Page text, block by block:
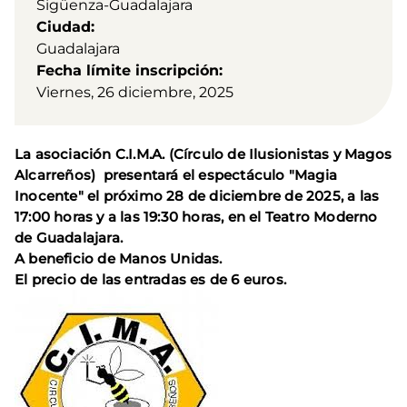
Sigüenza-Guadalajara
Ciudad
Guadalajara
Fecha límite inscripción
Viernes, 26 diciembre, 2025
La asociación C.I.M.A. (Círculo de Ilusionistas y Magos
Alcarreños) presentará el espectáculo "Magia
Inocente" el próximo 28 de diciembre de 2025, a las
17:00 horas y a las 19:30 horas, en el Teatro Moderno
de Guadalajara.
A beneficio de Manos Unidas.
El precio de las entradas es de 6 euros.